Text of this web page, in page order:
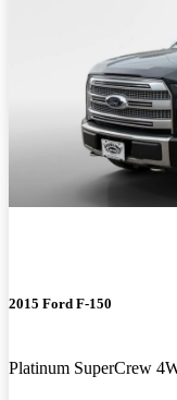
2015 Ford F-150
Platinum SuperCrew